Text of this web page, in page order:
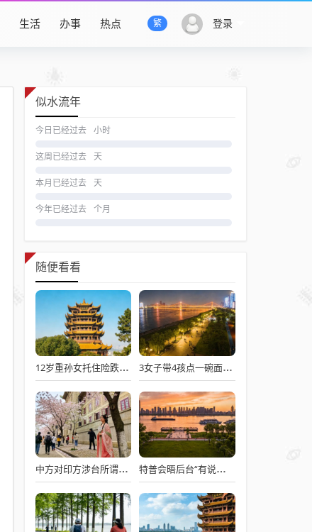
登录
繁
生活 办事 热点
似水流年
今日已经过去 小时
这周已经过去 天
本月已经过去 天
今年已经过去 个月
随便看看
12岁重孙女托住险跌倒的92岁太爷爷 3女子带4孩点一碗面多次免费续面
中方对印方涉台所谓“澄清”感到意外 特普会晤后台“有说有笑”愉快交流